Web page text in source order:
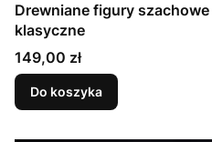
Drewniane figury
klasyczne
Cena
149,00 zł
Do koszyka